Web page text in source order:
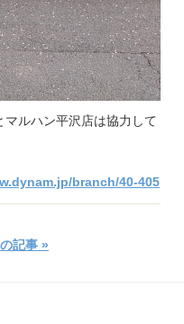
ルハン平沢店は協力して
branch/40-405
記事 »